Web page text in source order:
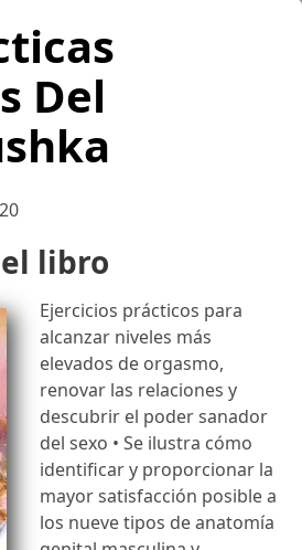
Del
libro
Ejercicios prácticos para
alcanzar niveles más
elevados de orgasmo,
renovar las relaciones y
descubrir el poder sanador
del sexo • Se ilustra cómo
identificar y proporcionar la
mayor satisfacción posible a
los nueve tipos de anatomía